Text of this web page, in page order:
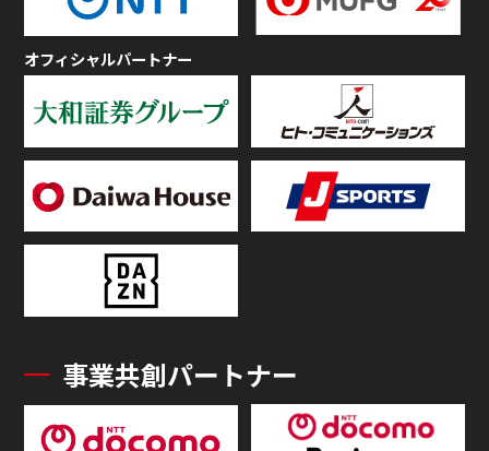
オフィシャルパートナー
事業共創パートナー